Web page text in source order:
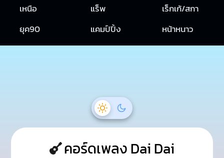
เหนือ
แร็พ
เร็กเก้/สกา
ยุค90
แคมป์ปิ้ง หน้าหนาว
คอร์ดเพลง Dai Dai